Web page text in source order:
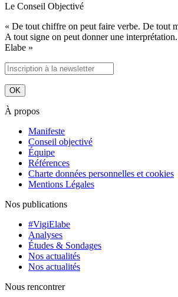
Le Conseil Objectivé
« De tout chiffre on peut faire verbe. De tout
A tout signe on peut donner une
Elabe »
À propos
Manifeste
Conseil objectivé
Équipe
Références
Charte données personnelles et cookies
Mentions Légales
Nos publications
#VigiElabe
Analyses
Études & Sondages
Nos actualités
Nos actualités
Nous rencontrer